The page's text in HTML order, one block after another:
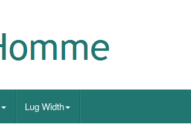
Lug Width